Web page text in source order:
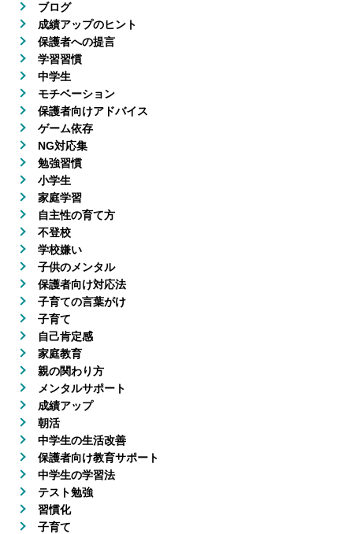
ブログ
成績アップのヒント
保護者への提言
学習習慣
中学生
モチベーション
保護者向けアドバイス
ゲーム依存
NG対応集
勉強習慣
小学生
家庭学習
自主性の育て方
不登校
学校嫌い
子供のメンタル
保護者向け対応法
子育ての言葉がけ
子育て
自己肯定感
家庭教育
親の関わり方
メンタルサポート
成績アップ
朝活
中学生の生活改善
保護者向け教育サポート
中学生の学習法
テスト勉強
習慣化
子育て